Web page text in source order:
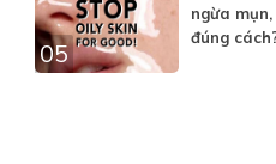
05
ngừa
đúng